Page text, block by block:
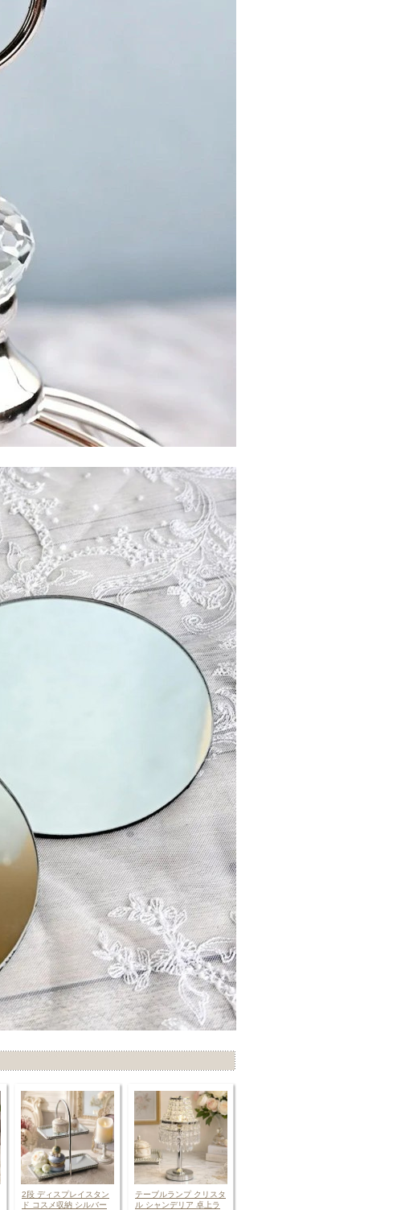
2段 ディスプレイスタン
ド コスメ収納 シルバー
テーブルランプ クリスタ
ル シャンデリア 卓上ラ